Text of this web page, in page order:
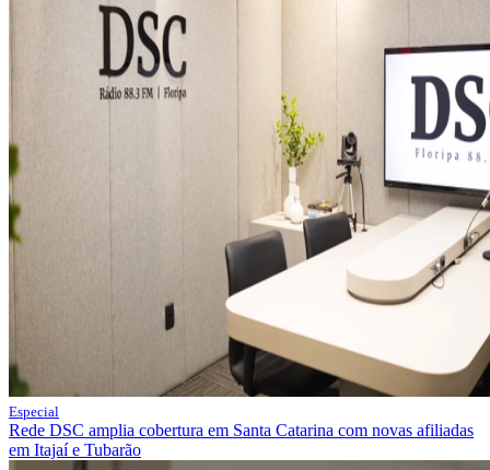
Especial
Rede DSC amplia cobertura em Santa Catarina com novas afiliadas
em Itajaí e Tubarão